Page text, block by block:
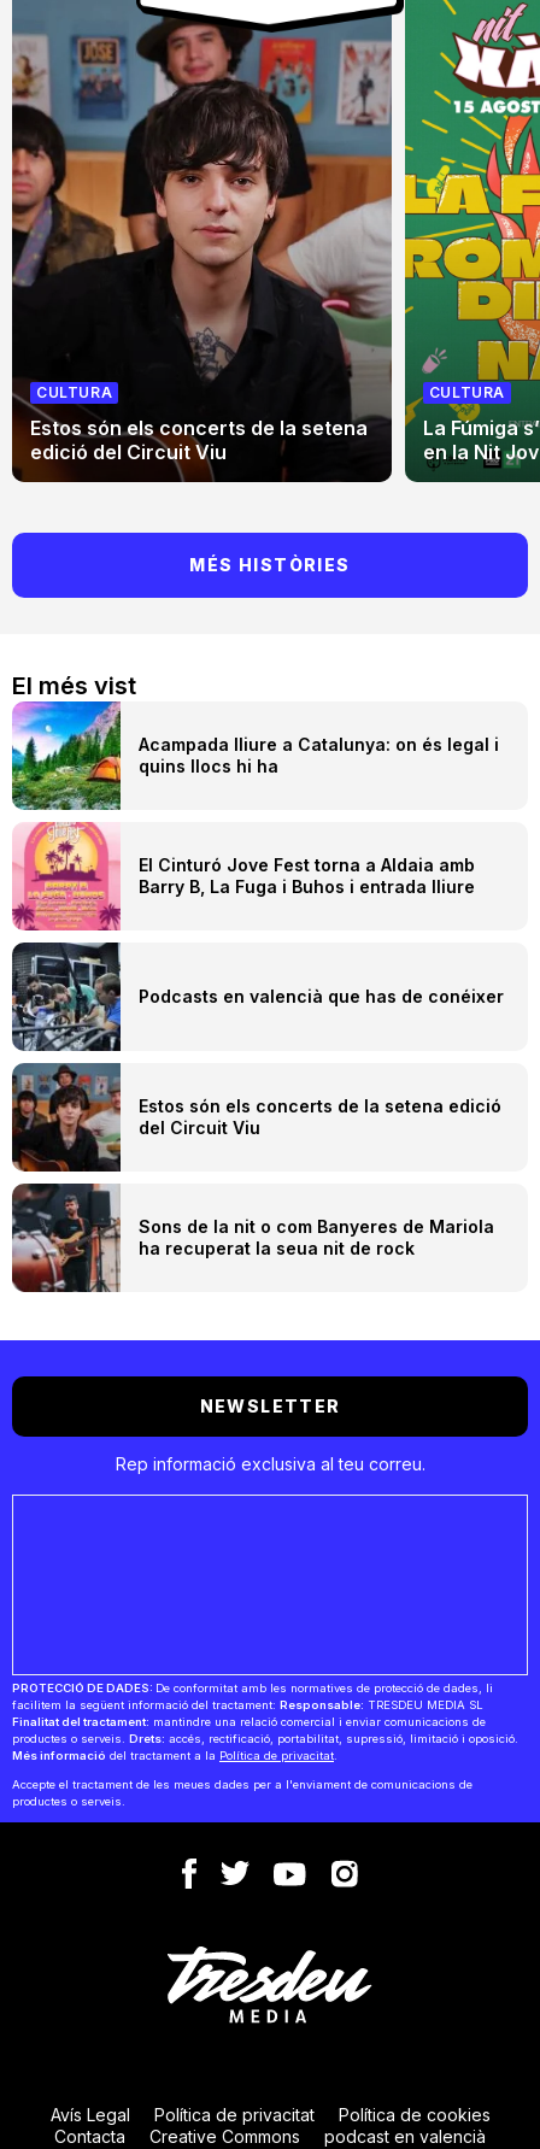
El més vist
Acampada lliure a Catalunya: on és legal i
quins llocs hi ha
El Cinturó Jove Fest torna a Aldaia amb
Barry B, La Fuga i Buhos i entrada lliure
Podcasts en valencià que has de conéixer
Estos són els concerts de la setena edició
del Circuit Viu
Sons de la nit o com Banyeres de Mariola
ha recuperat la seua nit de rock
CULTURA
Estos són els concerts de la setena
edició del Circuit Viu
CULTURA
La Fúmiga
en la Nit
MÉS HISTÒRIES
NEWSLETTER
Rep informació exclusiva al teu correu.
PROTECCIÓ DE DADES: De conformitat amb les normatives de protecció de dades, li
facilitem la següent informació del tractament: Responsable: TRESDEU MEDIA SL
Finalitat del tractament: mantindre una relació comercial i enviar comunicacions de
productes o serveis. Drets: accés, rectificació, portabilitat, supressió, limitació i oposició.
Més informació del tractament a la Política de privacitat.
Accepte el tractament de les meues dades per a l'enviament de comunicacions de
productes o serveis.
Avís Legal Política de privacitat
Política de cookies
Contacta
Creative Commons
podcast en valencià